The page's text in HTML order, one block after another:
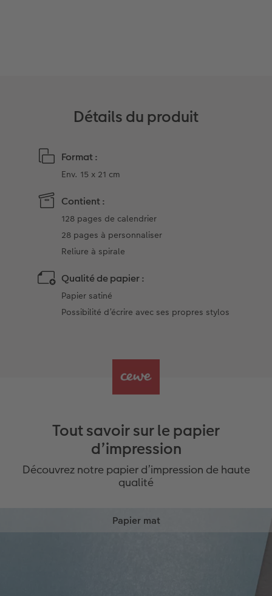
Détails du produit
Format :
Env. 15 x 21 cm
Contient :
128 pages de calendrier
28 pages à personnaliser
Reliure à spirale
Qualité de papier :
Papier satiné
Possibilité d’écrire avec ses propres stylos
Tout savoir sur le papier
d’impression
Découvrez notre papier d’impression de haute
qualité